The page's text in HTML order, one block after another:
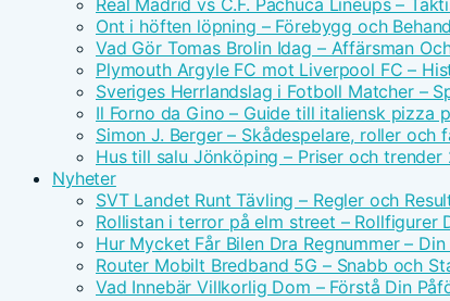
Real Madrid vs C.F. Pachuca Lineups –
Ont i höften löpning – Förebygg och
Vad Gör Tomas Brolin Idag – Affärsman
Plymouth Argyle FC mot Liverpool FC –
Sveriges Herrlandslag i Fotboll Matcher –
Il Forno da Gino – Guide till italiensk pizza
Simon J. Berger – Skådespelare, roller och
Hus till salu Jönköping – Priser och trender
Nyheter
SVT Landet Runt Tävling – Regler och
Rollistan i terror på elm street – Rollfigurer
Hur Mycket Får Bilen Dra Regnummer –
Router Mobilt Bredband 5G – Snabb och
Vad Innebär Villkorlig Dom – Förstå Din